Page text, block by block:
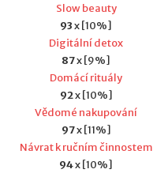
Slow beauty
93x [10%]
Digitální detox
87x [9%]
Domácí rituály
92x [10%]
Vědomé nakupování
97x [11%]
Návrat k ručním činnostem
94x [10%]